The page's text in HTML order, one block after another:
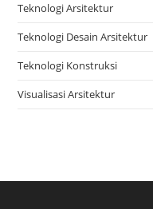
Teknologi Arsitektur
Teknologi Desain Arsitektur
Teknologi Konstruksi
Visualisasi Arsitektur